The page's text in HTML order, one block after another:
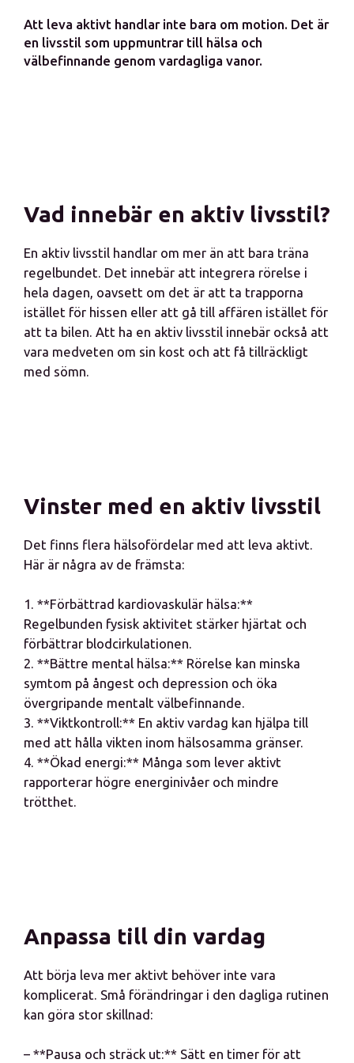
Att leva aktivt handlar inte bara om motion. Det är
en livsstil som uppmuntrar till hälsa och
välbefinnande genom vardagliga vanor.
Vad innebär en aktiv livsstil?
En aktiv livsstil handlar om mer än att bara träna
regelbundet. Det innebär att integrera rörelse i
hela dagen, oavsett om det är att ta trapporna
istället för hissen eller att gå till affären istället för
att ta bilen. Att ha en aktiv livsstil innebär också att
vara medveten om sin kost och att få tillräckligt
med sömn.
Vinster med en aktiv livsstil
Det finns flera hälsofördelar med att leva aktivt.
Här är några av de främsta:
1. **Förbättrad kardiovaskulär hälsa:**
Regelbunden fysisk aktivitet stärker hjärtat och
förbättrar blodcirkulationen.
2. **Bättre mental hälsa:** Rörelse kan minska
symtom på ångest och depression och öka
övergripande mentalt välbefinnande.
3. **Viktkontroll:** En aktiv vardag kan hjälpa till
med att hålla vikten inom hälsosamma gränser.
4. **Ökad energi:** Många som lever aktivt
rapporterar högre energinivåer och mindre
trötthet.
Anpassa till din vardag
Att börja leva mer aktivt behöver inte vara
komplicerat. Små förändringar i den dagliga rutinen
kan göra stor skillnad:
– **Pausa och sträck ut:** Sätt en timer för att